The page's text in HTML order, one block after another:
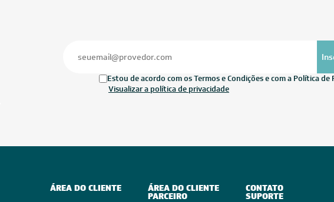
Estou de acordo com os Termos e Condições e com a Política de
Visualizar a política de privacidade
ÁREA DO CLIENTE ÁREA DO CLIENTE
PARCEIRO
CONTATO
SUPORTE